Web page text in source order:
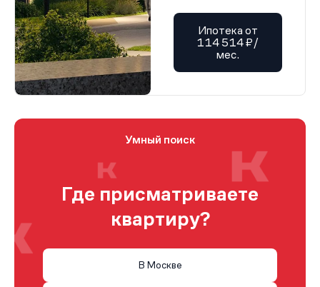
Ипотека от
114 514 ₽/
мес.
Умный поиск
Где присматриваете
квартиру?
В Москве